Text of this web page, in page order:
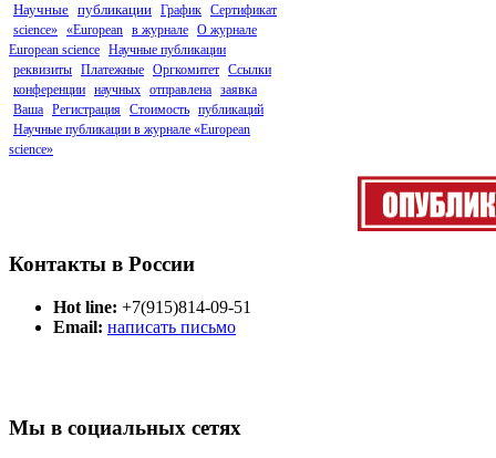
Научные публикации График Сертификат
science» «European в журнале О журнале
European science Научные публикации
реквизиты Платежные Оргкомитет Ссылки
конференции научных отправлена заявка
Ваша Регистрация Стоимость публикаций
Научные публикации в журнале «European
science»
Контакты в России
Hot line: +7(915)814-09-51
Email: написать письмо
Мы в социальных сетях